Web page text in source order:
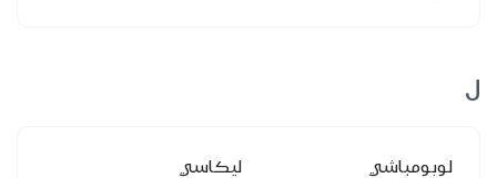
ل
لوبومباشي ليكاسي